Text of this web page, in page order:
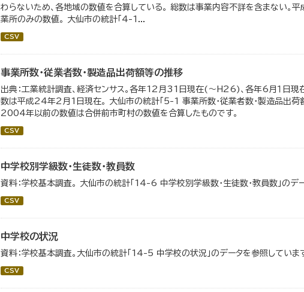
わらないため、各地域の数値を合算している。 総数は事業内容不詳を含まない。
業所のみの数値。 大仙市の統計「4-1...
CSV
事業所数・従業者数・製造品出荷額等の推移
出典：工業統計調査、経済センサス。各年12月31日現在(～H26)、各年6月１日
数は平成24年2月1日現在。 大仙市の統計「5-1 事業所数・従業者数・製造品出荷額
2004年以前の数値は合併前市町村の数値を合算したものです。
CSV
中学校別学級数・生徒数・教員数
資料：学校基本調査。 大仙市の統計「14-6 中学校別学級数・生徒数・教員数」のデ
CSV
中学校の状況
資料：学校基本調査。大仙市の統計「14-5 中学校の状況」のデータを参照しています
CSV